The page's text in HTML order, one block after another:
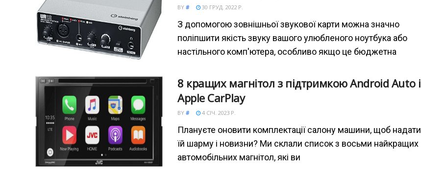
BY # 30 ГРУД. 2022 Р.
З допомогою зовнішньої звукової карти можна значно
поліпшити якість звуку вашого улюбленого ноутбука або
настільного комп'ютера, особливо якщо це бюджетна
8 кращих магнітол з підтримкою Android Auto і
Apple CarPlay
BY # 4 СІЧ. 2023 Р.
Плануєте оновити комплектації салону машини, щоб надати
їй шарму і новизни? Ми склали список з восьми найкращих
автомобільних магнітол, які ви